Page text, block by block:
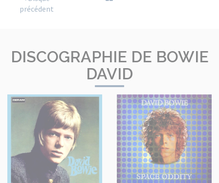
précédent
DISCOGRAPHIE DE BOWIE
DAVID